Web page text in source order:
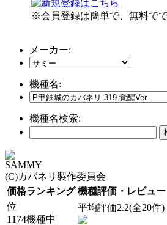
※会員登録は簡単で、無料でで
メーカー:
機種名:
機種名検索:
SAMMY
(C)カバネリ製作委員会
価格ランキング 機種評価・レビュー
位
1174機種中
平均評価2.2(全20件)